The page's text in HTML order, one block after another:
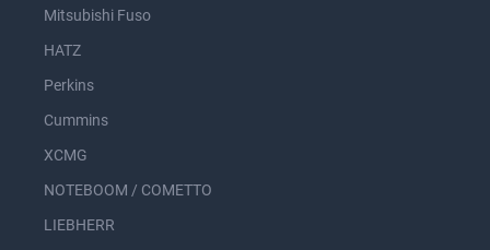
Mitsubishi Fuso
HATZ
Perkins
Cummins
XCMG
NOTEBOOM / COMETTO
LIEBHERR